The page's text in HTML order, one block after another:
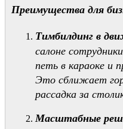
Преимущества для
Тимбилдинг в
салоне
петь в караоке и
Это сближает
рассадка за
Масштабные